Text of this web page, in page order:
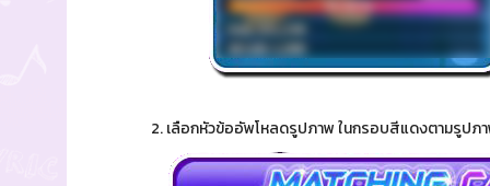
2. เลือกหัวข้ออัพโหลดรูปภาพ ในกรอบสีแดงตามรูปภ